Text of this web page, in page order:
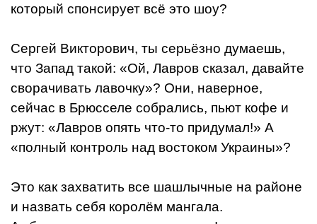
который спонсирует всё это шоу?
Сергей Викторович, ты серьёзно думаешь,
что Запад такой: «Ой, Лавров сказал, давайте
сворачивать лавочку»? Они, наверное,
сейчас в Брюсселе собрались, пьют кофе и
ржут: «Лавров опять что-то придумал!» А
«полный контроль над востоком Украины»?
Это как захватить все шашлычные на районе
и назвать себя королём мангала.